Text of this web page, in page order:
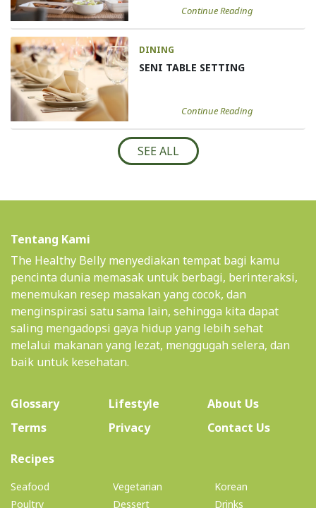
Continue Reading
DINING
SENI TABLE SETTING
Continue Reading
SEE ALL
Tentang Kami
The Healthy Belly menyediakan tempat bagi kamu
pencinta dunia memasak untuk berbagi, berinteraksi,
menemukan resep masakan yang cocok, dan
menginspirasi satu sama lain, sehingga kita dapat
saling mengadopsi gaya hidup yang lebih sehat
melalui makanan yang lezat, menggugah selera, dan
baik untuk kesehatan.
Glossary Lifestyle About Us(current)
Terms
Privacy
Contact Us
Recipes(current)
Seafood
Poultry
Vegetarian
Dessert
Korean
Drinks